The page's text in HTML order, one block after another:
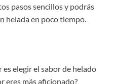
pasos sencillos y podrás
helada en poco tiempo.
elegir el sabor de helado
eres más aficionado?